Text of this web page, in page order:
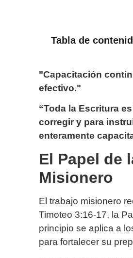
Tabla de
"Capacitación
efectivo."
“Toda la Escritura
corregir y para
enteramente
El Papel de
Misionero
El trabajo misionero
Timoteo 3:16-17, la
principio se aplica a
para fortalecer su